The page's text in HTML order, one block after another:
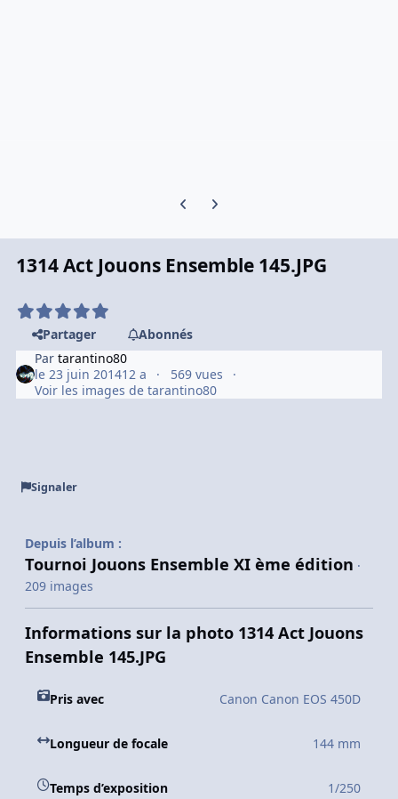
Previous carousel slide
Next carousel slide
1314 Act Jouons Ensemble 145.JPG
Partager
Abonnés
Partarantino80
le 23 juin 201412 a
569 vues
Voir les images de tarantino80
Signaler
Depuis l’album :
Tournoi Jouons Ensemble XI ème édition ·
209 images
Informations sur la photo 1314 Act Jouons
Ensemble 145.JPG
Pris avec Canon Canon EOS 450D
Longueur de focale 144 mm
Temps d’exposition 1/250